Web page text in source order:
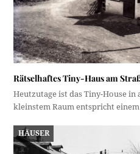
Rätselhaftes Tiny-Haus am
Heutzutage ist das Tiny-House in
kleinstem Raum entspricht
HÄUSER